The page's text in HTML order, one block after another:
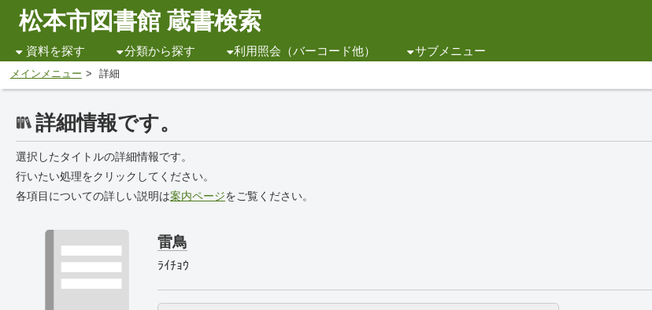
松本市図書館 蔵書検索
資料を探す 分類から探す 利用照会（バーコード他） サブメニュー
メインメニュー 詳細
詳細情報です。
選択したタイトルの詳細情報です。
行いたい処理をクリックしてください。
各項目についての詳しい説明は案内ページをご覧ください。
雷鳥
ﾗｲﾁｮｳ